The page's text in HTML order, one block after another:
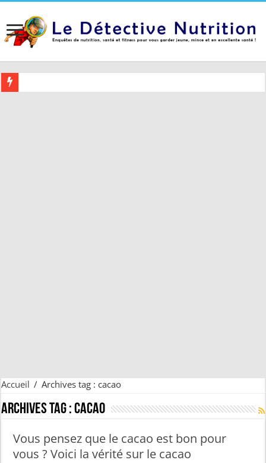
Accueil / Archives tag : cacao
Archives tag :cacao
Vous pensez que le cacao est bon pour
vous ? Voici la vérité sur le cacao